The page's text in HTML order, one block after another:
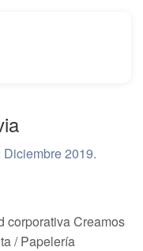
Diciembre 2019.
corporativa Creamos
/ Papelería